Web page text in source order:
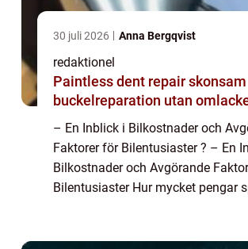
30 juli 2026 Anna Bergqvist
redaktionel
Paintless dent repair skonsam
buckelreparation utan
– En Inblick i Bilkostnader och
Faktorer för Bilentusiaster ? – En
Bilkostnader och Avgörande
Bilentusiaster Hur mycket pengar